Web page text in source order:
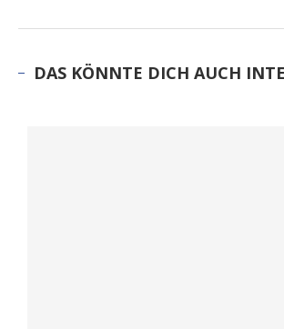
DAS KÖNNTE DICH AUCH